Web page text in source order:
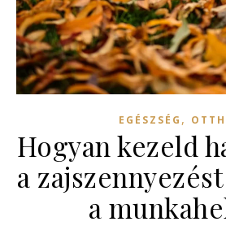
EGÉSZSÉG ,
Hogyan kezeld
a
a